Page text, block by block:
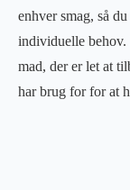
enhver smag, så
individuelle
mad, der er let at
har brug for for at